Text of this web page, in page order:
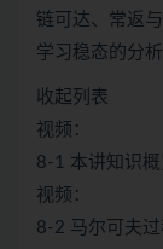
链可达、常返
学习稳态的分
收起列表
视频：
8-1 本讲知识
视频：
8-2 马尔可夫